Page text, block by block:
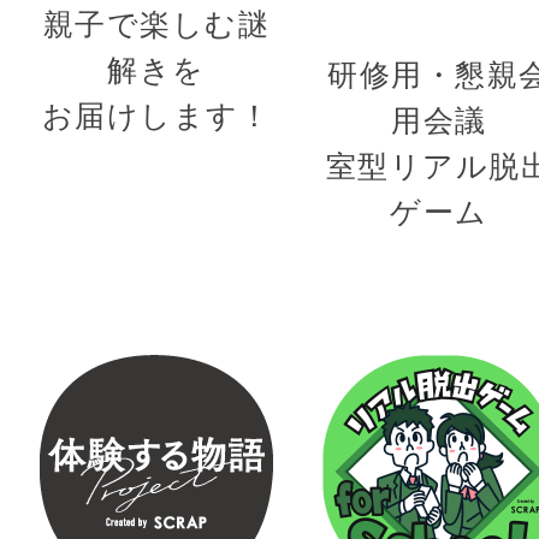
親子で楽しむ謎
解きを
お届けします！
研修用・懇親
用会議
室型リアル脱
ゲーム